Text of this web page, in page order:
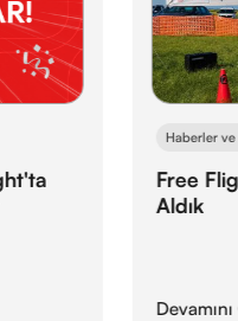
Haberler
Free
Aldık